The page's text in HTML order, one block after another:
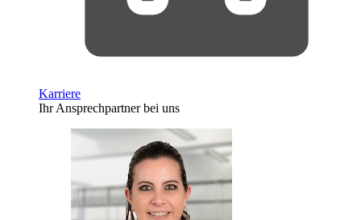
Karriere
Ihr Ansprechpartner bei uns